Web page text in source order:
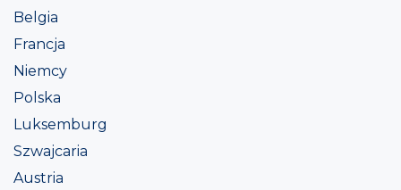
Belgia
Francja
Niemcy
Polska
Luksemburg
Szwajcaria
Austria